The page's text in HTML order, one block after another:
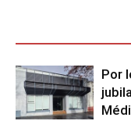
Por